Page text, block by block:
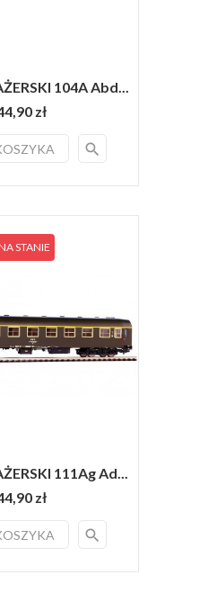
104A Abd...
zł
search
111Ag Ad...
zł
search
STANIE